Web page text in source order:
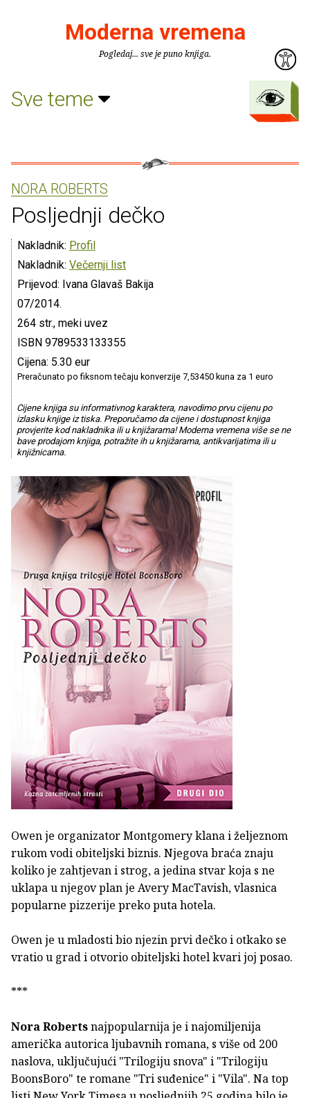
Moderna vremena
Pogledaj... sve je puno knjiga.
Sve teme
NORA ROBERTS
Posljednji dečko
Nakladnik: Profil
Nakladnik: Večernji list
Prijevod: Ivana Glavaš Bakija
07/2014.
264 str., meki uvez
ISBN 9789533133355
Cijena: 5.30 eur
Preračunato po fiksnom tečaju konverzije 7,53450 kuna za 1 euro
Cijene knjiga su informativnog karaktera, navodimo prvu cijenu po
izlasku knjige iz tiska. Preporučamo da cijene i dostupnost knjiga
provjerite kod nakladnika ili u knjižarama! Moderna vremena više se ne
bave prodajom knjiga, potražite ih u knjižarama, antikvarijatima ili u
knjižnicama.
Owen je organizator Montgomery klana i željeznom
rukom vodi obiteljski biznis. Njegova braća znaju
koliko je zahtjevan i strog, a jedina stvar koja s ne
uklapa u njegov plan je Avery MacTavish, vlasnica
popularne pizzerije preko puta hotela.
Owen je u mladosti bio njezin prvi dečko i otkako se
vratio u grad i otvorio obiteljski hotel kvari joj posao.
***
Nora Robertsnajpopularnija je i najomiljenija
američka autorica ljubavnih romana, s više od 200
naslova, uključujući "Trilogiju snova" i "Trilogiju
BoonsBoro" te romane "Tri suđenice" i "Vila". Na top